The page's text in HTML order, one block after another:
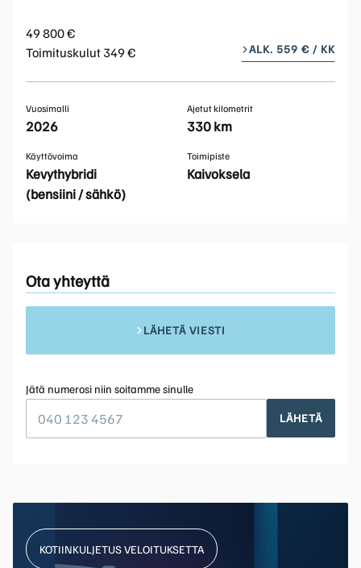
49 800 €
Toimituskulut 349 €
ALK. 559 € / KK
Vuosimalli
2026
Ajetut kilometrit
330 km
Käyttövoima
Kevythybridi
(bensiini / sähkö)
Toimipiste
Kaivoksela
Ota yhteyttä
LÄHETÄ VIESTI
Jätä numerosi niin soitamme sinulle
LÄHETÄ
KOTIINKULJETUS VELOITUKSETTA